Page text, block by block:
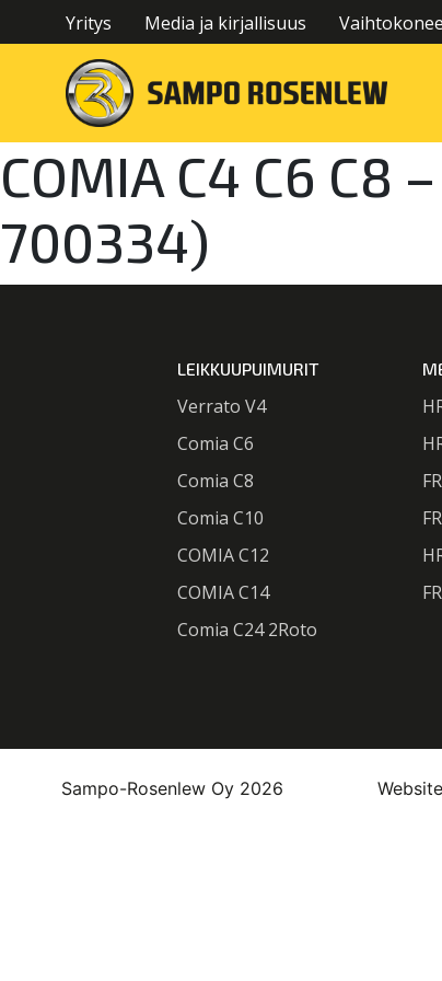
Yritys Media ja kirjallisuus
COMIA C4 C6 C8
700334)
LEIKKUUPUIMURIT
Verrato V4
Comia C6
Comia C8
Comia C10
COMIA C12
COMIA C14
Comia C24 2Roto
Sampo-Rosenlew Oy 2026